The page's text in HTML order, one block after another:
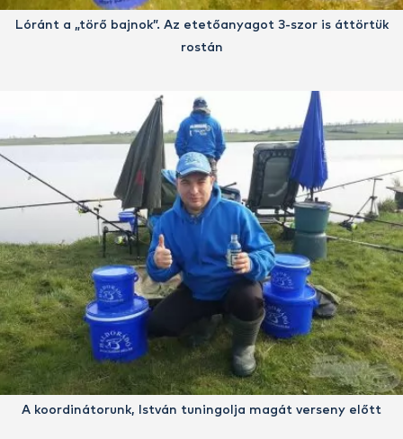
Lóránt a „törő bajnok”. Az etetőanyagot 3-szor is áttörtük
rostán
A koordinátorunk, István tuningolja magát verseny előtt